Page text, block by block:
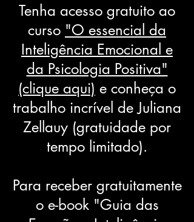
Tenha acesso gratuito ao
curso "O essencial da
Inteligência Emocional e
da Psicologia Positiva"
(clique aqui) e conheça o
trabalho incrível de Juliana
Zellauy (gratuidade por
tempo limitado).
Para receber gratuitamente
o e-book "Guia das